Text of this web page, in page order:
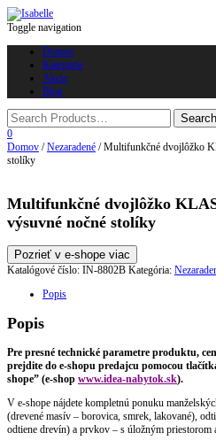
Toggle navigation
Domov
Kategórie
Akcie
Blog
0
Domov /Nezaradené / Multifunkčné dvojlôžko
stolíky
Multifunkčné dvojlôžko
výsuvné nočné stolíky
Pozrieť v e-shope viac
Katalógové číslo: IN-8802B Kategória:
Popis
Popis
Pre presné technické parametre produktu,
prejdite do e-shopu predajcu pomocou
shope” (e-shop www.idea-nabytok.sk).
V e-shope nájdete kompletnú ponuku
(drevené masív – borovica, smrek, lakované),
odtiene drevín) a prvkov – s úložným priestorom